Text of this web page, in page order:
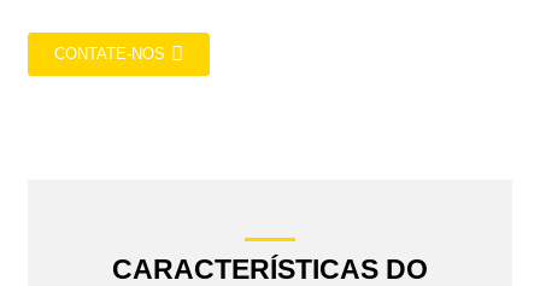
CONTATE-NOS
CARACTERÍSTICAS DO